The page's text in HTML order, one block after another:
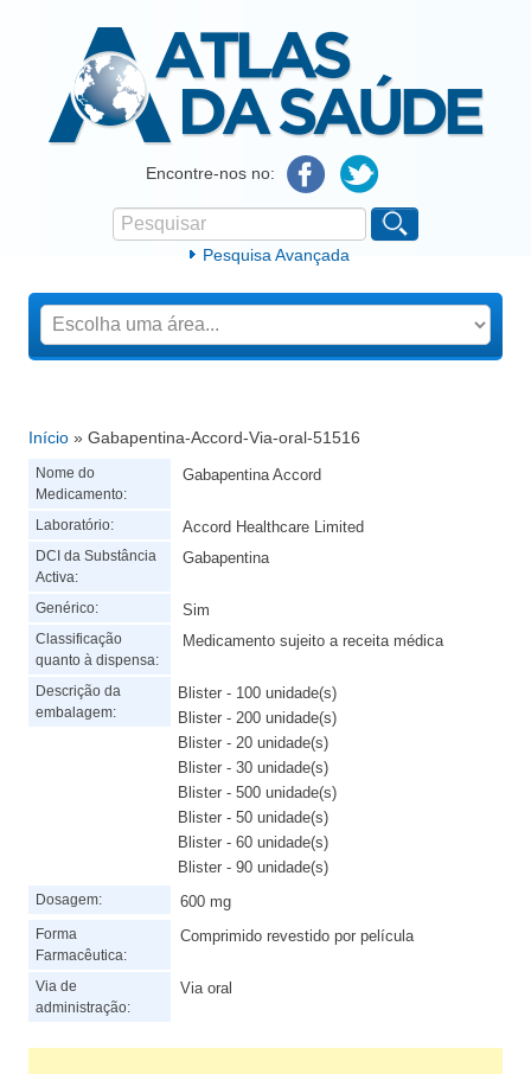
Atlas da SaúdeEncontre-nos no:
Formulário de procura
Pesquisar
Pesquisa Avançada
Está aqui
Início » Gabapentina-Accord-Via-oral-51516
Nome do
Medicamento:
Gabapentina Accord
Laboratório: Accord Healthcare Limited
DCI da Substância
Activa:
Gabapentina
Genérico: Sim
Classificação
quanto à dispensa:
Medicamento sujeito a receita médica
Descrição da
embalagem:
Blister - 100 unidade(s)
Blister - 200 unidade(s)
Blister - 20 unidade(s)
Blister - 30 unidade(s)
Blister - 500 unidade(s)
Blister - 50 unidade(s)
Blister - 60 unidade(s)
Blister - 90 unidade(s)
Dosagem: 600 mg
Forma
Farmacêutica:
Comprimido revestido por película
Via de
administração:
Via oral